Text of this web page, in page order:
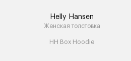
Helly Hansen
Женская толстовка
HH Box Hoodie